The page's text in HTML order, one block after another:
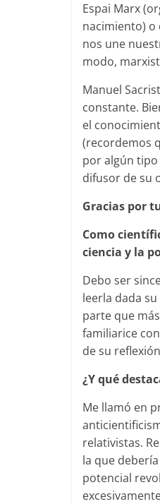
Espai Marx
nacimiento) o
nos une
modo,
Manuel
constante.
el
(recordemos
por algún
difusor de su
Gracias por
Como
ciencia y la
Debo ser
leerla dada
parte que
familiarice
de su
¿Y qué
Me llamó en
relativistas.
la que
potencial